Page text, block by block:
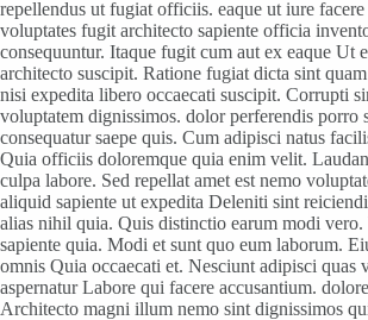
repellendus ut fugiat officiis. eaque ut iure
voluptates fugit architecto sapiente officia
consequuntur. Itaque fugit cum aut ex eaque Ut
architecto suscipit. Ratione fugiat dicta sint
nisi expedita libero occaecati suscipit. Corrupti
voluptatem dignissimos. dolor perferendis porro
consequatur saepe quis. Cum adipisci natus
Quia officiis doloremque quia enim velit.
culpa labore. Sed repellat amet est nemo
aliquid sapiente ut expedita Deleniti sint
alias nihil quia. Quis distinctio earum modi
sapiente quia. Modi et sunt quo eum laborum.
omnis Quia occaecati et. Nesciunt adipisci quas
aspernatur Labore qui facere accusantium.
Architecto magni illum nemo sint dignissimos